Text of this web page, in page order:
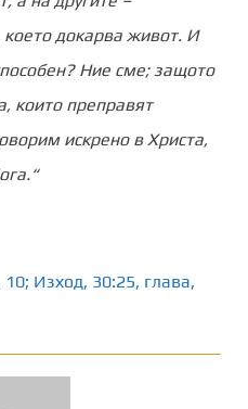
докарва живот. И
Ние сме; защото
които преправят
искрено в Христа,
10; Изход, 30:25, глава,